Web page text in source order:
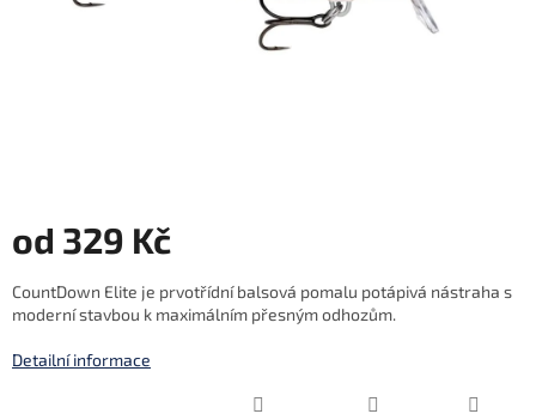
od 329 Kč
cena:
CountDown Elite je prvotřídní balsová pomalu potápivá nástraha s
moderní stavbou k maximálním přesným odhozům.
Detailní informace